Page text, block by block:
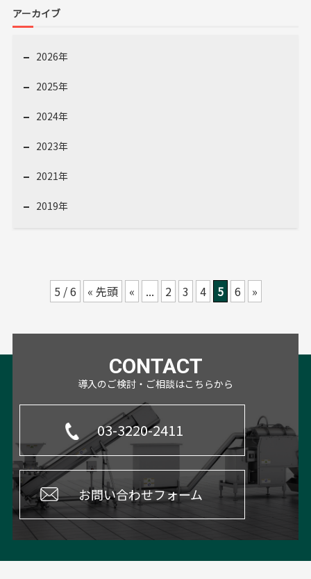
アーカイブ
2026年
2025年
2024年
2023年
2021年
2019年
5 / 6 « 先頭 « ... 2 3 4 5 6 »
CONTACT
導入のご検討・ご相談はこちらから
03-3220-2411
お問い合わせフォーム